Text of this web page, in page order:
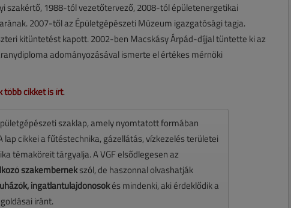
szakértő, 1988-tól vezetőtervező, 2008-tól épületenergetikai
2007-től az Épületgépészeti Múzeum igazgatósági tagja.
kitüntetést kapott. 2002-ben Macskásy Árpád-díjjal tüntette ki az
adományozásával ismerte el értékes mérnöki
több cikket is írt.
szaklap, amely nyomtatott formában
cikkei a fűtéstechnika, gázellátás, vízkezelés területei
témaköreit tárgyalja. A VGF elsődlegesen az
szakembernekszól, de haszonnal olvashatják
ingatlantulajdonosokés mindenki, aki érdeklődik a
iránt.